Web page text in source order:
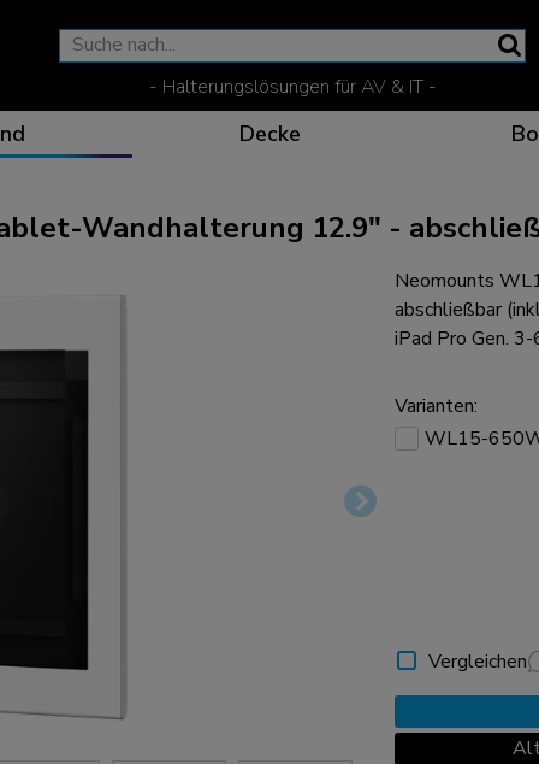
- Halterungslösungen für AV & IT -
Ergonomische
Die optimale
Wirksame
Decke
Flexible Lösungen
Spezielle Produkte
Wandhalterung 12.9" -
Neomounts
abschließbar
iPad Pro Gen.
Varianten:
WL15-
Vergleichen